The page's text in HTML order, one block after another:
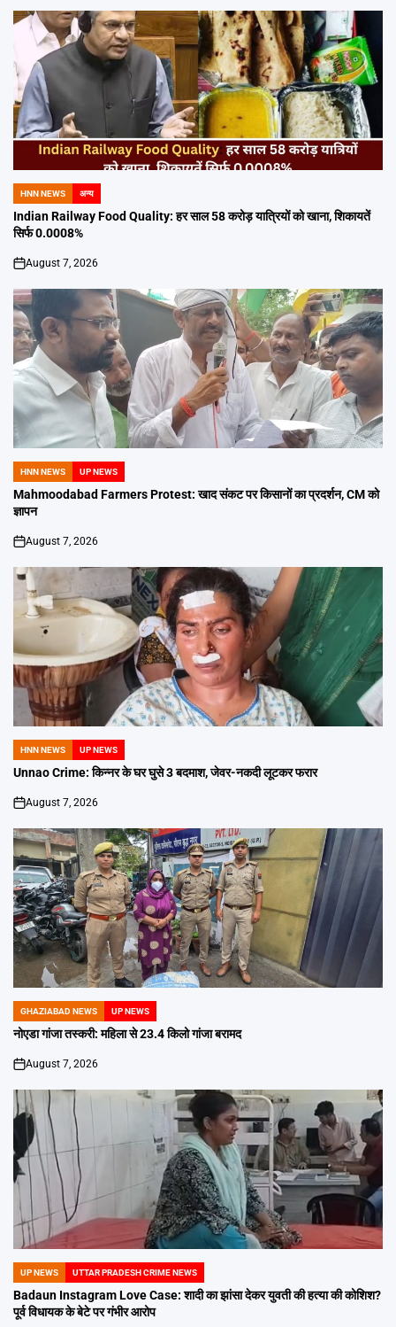
POSTED
IN
HNN NEWS अन्य
Indian Railway Food Quality: हर साल 58 करोड़ यात्रियों को खाना, शिकायतें
सिर्फ 0.0008%
on
August 7, 2026
POSTED
IN
HNN NEWS UP NEWS
Mahmoodabad Farmers Protest: खाद संकट पर किसानों का प्रदर्शन, CM को
ज्ञापन
on
August 7, 2026
POSTED
IN
HNN NEWS UP NEWS
Unnao Crime: किन्नर के घर घुसे 3 बदमाश, जेवर-नकदी लूटकर फरार
on
August 7, 2026
POSTED
IN
GHAZIABAD NEWS UP NEWS
नोएडा गांजा तस्करी: महिला से 23.4 किलो गांजा बरामद
on
August 7, 2026
POSTED
IN
UP NEWS UTTAR PRADESH CRIME NEWS
Badaun Instagram Love Case: शादी का झांसा देकर युवती की हत्या की कोशिश?
पूर्व विधायक के बेटे पर गंभीर आरोप